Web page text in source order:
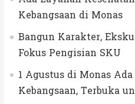
Kebangsaan di Monas
Bangun Karakter,
Fokus Pengisian SKU
1 Agustus di Monas
Kebangsaan, Terbuka